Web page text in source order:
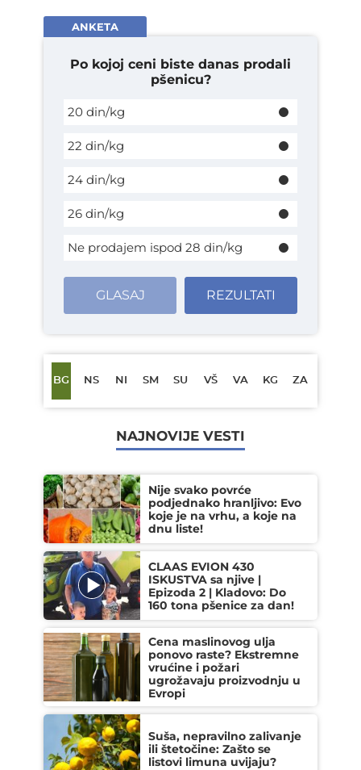
ANKETA
Po kojoj ceni biste danas prodali
pšenicu?
20 din/kg
22 din/kg
24 din/kg
26 din/kg
Ne prodajem ispod 28 din/kg
GLASAJ REZULTATI
BG NS NI SM SU VŠ VA KG ZA
NAJNOVIJE VESTI
Nije svako povrće
podjednako hranljivo: Evo
koje je na vrhu, a koje na
dnu liste!
CLAAS EVION 430
ISKUSTVA sa njive |
Epizoda 2 | Kladovo: Do
160 tona pšenice za dan!
Cena maslinovog ulja
ponovo raste? Ekstremne
vrućine i požari
ugrožavaju proizvodnju u
Evropi
Suša, nepravilno zalivanje
ili štetočine: Zašto se
listovi limuna uvijaju?